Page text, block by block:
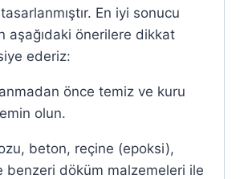
En iyi sonucu
aşağıdaki önerilere dikkat
ederiz:
önce temiz ve kuru
olun.
beton, reçine (epoksi),
benzeri döküm malzemeleri ile